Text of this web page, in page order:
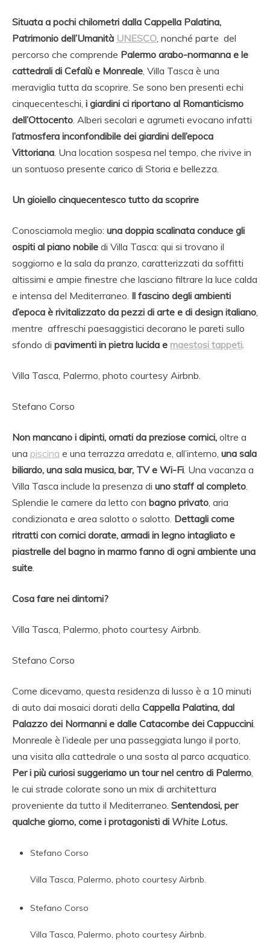
Situata a pochi chilometri dalla Cappella Palatina,
Patrimonio dell’Umanità UNESCO , nonché parte del
percorso che comprende Palermo arabo-normanna e le
cattedrali di Cefalù e Monreale , Villa Tasca è una
meraviglia tutta da scoprire. Se sono ben presenti echi
cinquecenteschi, i giardini ci riportano al Romanticismo
dell’Ottocento . Alberi secolari e agrumeti evocano infatti
l’atmosfera inconfondibile dei giardini dell’epoca
Vittoriana . Una location sospesa nel tempo, che rivive in
un sontuoso presente carico di Storia e bellezza.
Un gioiello cinquecentesco tutto da scoprire
Conosciamola meglio: una doppia scalinata conduce gli
ospiti al piano nobile di Villa Tasca: qui si trovano il
soggiorno e la sala da pranzo, caratterizzati da soffitti
altissimi e ampie finestre che lasciano filtrare la luce calda
e intensa del Mediterraneo. Il fascino degli ambienti
d’epoca è rivitalizzato da pezzi di arte e di design italiano
mentre affreschi paesaggistici decorano le pareti sullo
sfondo di pavimenti in pietra lucida e maestosi tappeti
Villa Tasca, Palermo, photo courtesy Airbnb.
Stefano Corso
Non mancano i dipinti, ornati da preziose cornici, oltre a
una piscina e una terrazza arredata e, all’interno, una sala
biliardo, una sala musica, bar, TV e Wi-Fi . Una vacanza a
Villa Tasca include la presenza di uno staff al completo
Splendie le camere da letto con bagno privato , aria
condizionata e area salotto o salotto. Dettagli come
ritratti con cornici dorate, armadi in legno intagliato e
piastrelle del bagno in marmo fanno di ogni ambiente una
suite
Cosa fare nei dintorni?
Villa Tasca, Palermo, photo courtesy Airbnb.
Stefano Corso
Come dicevamo, questa residenza di lusso è a 10 minuti
di auto dai mosaici dorati della Cappella Palatina, dal
Palazzo dei Normanni e dalle Catacombe dei Cappuccini
Monreale è l’ideale per una passeggiata lungo il porto,
una visita alla cattedrale o una sosta al parco acquatico.
Per i più curiosi suggeriamo un tour nel centro di Palermo
le cui strade colorate sono un mix di architettura
proveniente da tutto il Mediterraneo. Sentendosi, per
qualche giorno, come i protagonisti di White Lotus.
Stefano Corso
Villa Tasca, Palermo, photo courtesy Airbnb.
Stefano Corso
Villa Tasca, Palermo, photo courtesy Airbnb.